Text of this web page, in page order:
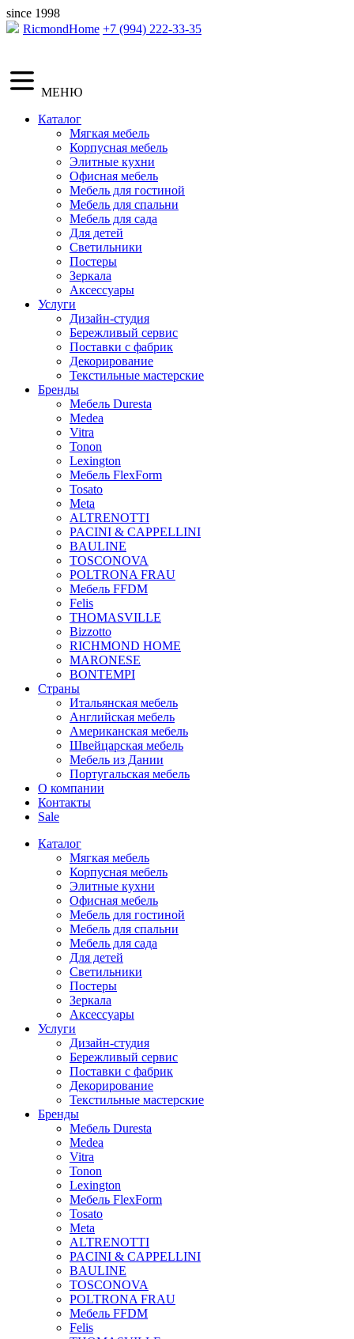
since 1998
RicmondHome +7 (994) 222-33-35
МЕНЮ
Каталог
Мягкая мебель
Корпусная мебель
Элитные кухни
Офисная мебель
Мебель для гостиной
Мебель для спальни
Мебель для сада
Для детей
Светильники
Постеры
Зеркала
Аксессуары
Услуги
Дизайн-студия
Бережливый сервис
Поставки с фабрик
Декорирование
Текстильные мастерские
Бренды
Мебель Duresta
Medea
Vitra
Tonon
Lexington
Мебель FlexForm
Tosato
Meta
ALTRENOTTI
PACINI & CAPPELLINI
BAULINE
TOSCONOVA
POLTRONA FRAU
Мебель FFDM
Felis
THOMASVILLE
Bizzotto
RICHMOND HOME
MARONESE
BONTEMPI
Страны
Итальянская мебель
Английская мебель
Американская мебель
Швейцарская мебель
Мебель из Дании
Португальская мебель
О компании
Контакты
Sale
Каталог
Мягкая мебель
Корпусная мебель
Элитные кухни
Офисная мебель
Мебель для гостиной
Мебель для спальни
Мебель для сада
Для детей
Светильники
Постеры
Зеркала
Аксессуары
Услуги
Дизайн-студия
Бережливый сервис
Поставки с фабрик
Декорирование
Текстильные мастерские
Бренды
Мебель Duresta
Medea
Vitra
Tonon
Lexington
Мебель FlexForm
Tosato
Meta
ALTRENOTTI
PACINI & CAPPELLINI
BAULINE
TOSCONOVA
POLTRONA FRAU
Мебель FFDM
Felis